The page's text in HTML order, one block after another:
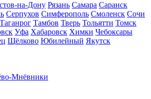
на-Дону Рязань Самара Саранск
Серпухов Симферополь Смоленск Сочи
Таганрог Тамбов Тверь Тольятти Томск
Уфа Хабаровск Химки Чебоксары
Щёлково Юбилейный Якутск
Мнёвники